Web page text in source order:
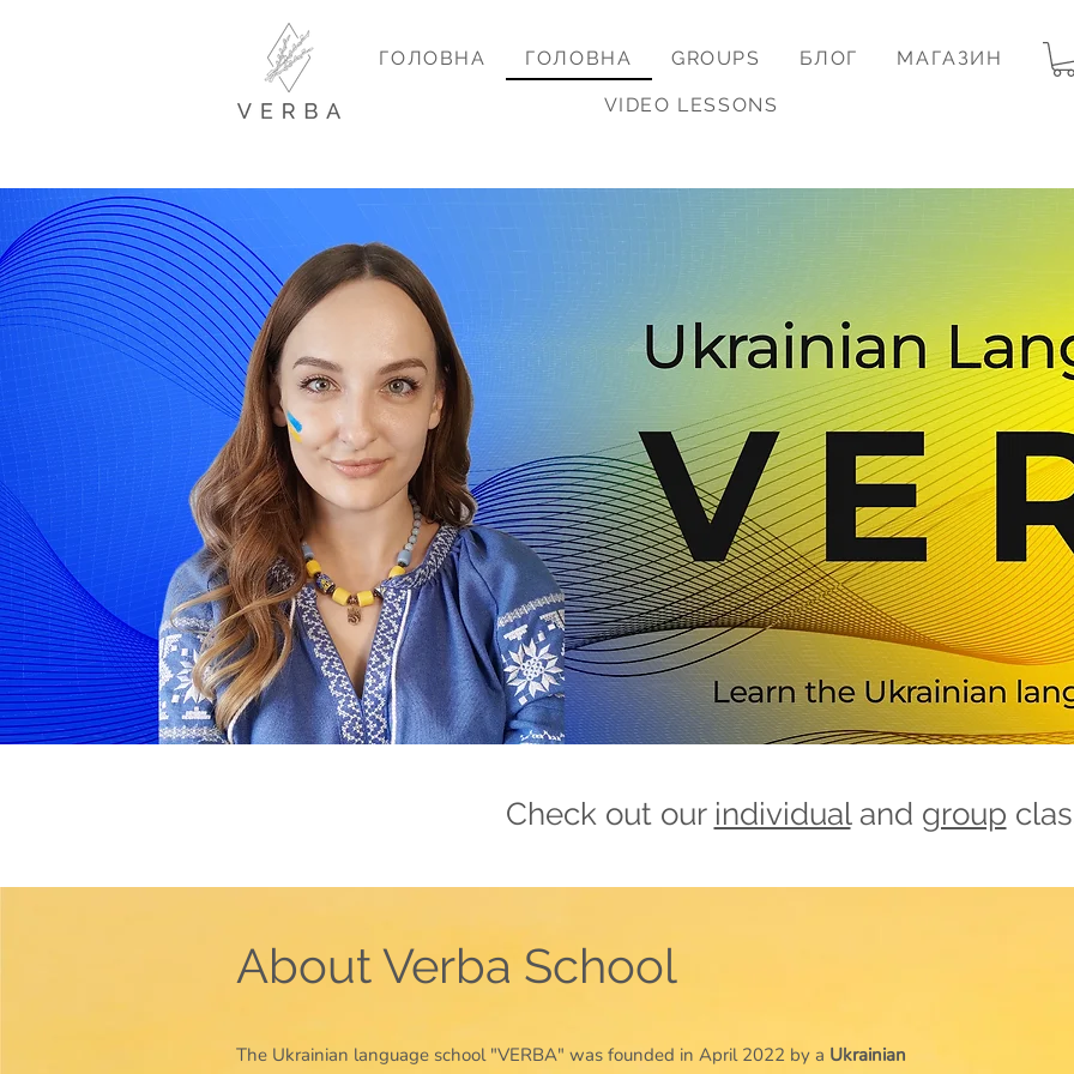
ГОЛОВНА ГОЛОВНА GROUPS БЛОГ МАГАЗИН
VIDEO LESSONS
Check out our individualand group
About Verba School
The Ukrainian language school "VERBA" was founded in April 2022 by a Ukrainian